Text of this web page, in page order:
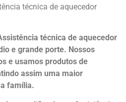
técnica de aquecedor
técnica de aquecedor
e grande porte. Nossos
e usamos produtos de
assim uma maior
família.